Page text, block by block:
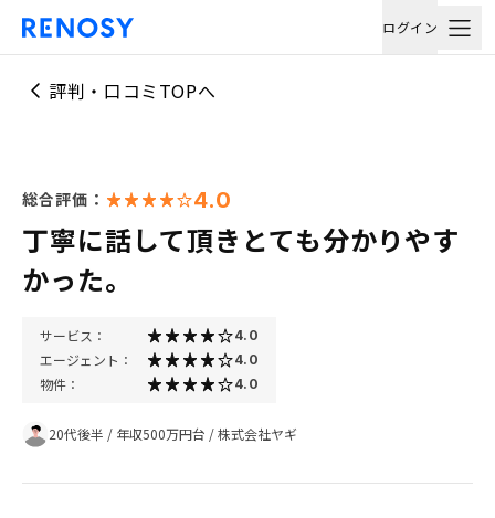
ログイン
評判・口コミTOPへ
総合評価： 4.0
丁寧に話して頂きとても分かりやす
かった。
サービス： 4.0
エージェント： 4.0
物件： 4.0
20代後半 / 年収500万円台 /株式会社ヤギ